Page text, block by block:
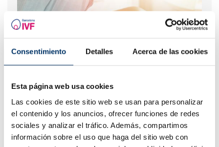
Consentimiento Detalles Acerca de las cookies
Esta página web usa cookies
Las cookies de este sitio web se usan para personalizar
el contenido y los anuncios, ofrecer funciones de redes
sociales y analizar el tráfico. Además, compartimos
información sobre el uso que haga del sitio web con